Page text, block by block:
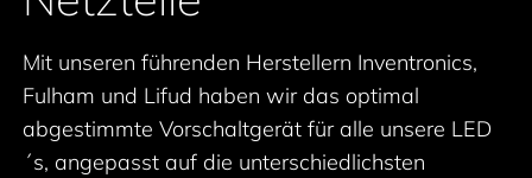
Mit unseren führenden Herstellern Inventronics,
Fulham und Lifud haben wir das optimal
abgestimmte Vorschaltgerät für alle unsere LED
´s, angepasst auf die unterschiedlichsten